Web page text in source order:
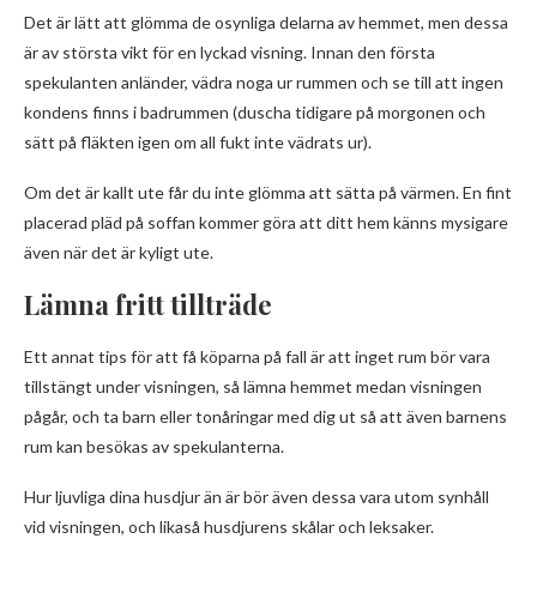
Det är lätt att glömma de osynliga delarna av hemmet, men dessa
är av största vikt för en lyckad visning. Innan den första
spekulanten anländer, vädra noga ur rummen och se till att ingen
kondens finns i badrummen (duscha tidigare på morgonen och
sätt på fläkten igen om all fukt inte vädrats ur).
Om det är kallt ute får du inte glömma att sätta på värmen. En fint
placerad pläd på soffan kommer göra att ditt hem känns mysigare
även när det är kyligt ute.
Lämna fritt tillträde
Ett annat tips för att få köparna på fall är att inget rum bör vara
tillstängt under visningen, så lämna hemmet medan visningen
pågår, och ta barn eller tonåringar med dig ut så att även barnens
rum kan besökas av spekulanterna.
Hur ljuvliga dina husdjur än är bör även dessa vara utom synhåll
vid visningen, och likaså husdjurens skålar och leksaker.